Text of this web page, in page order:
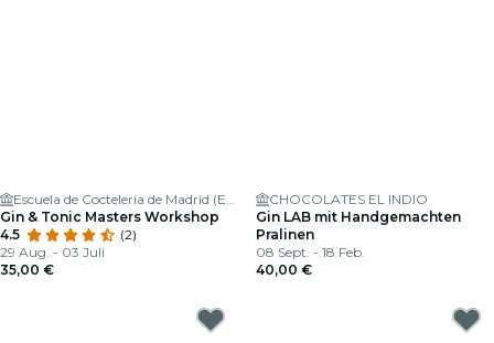
Escuela de Coctelería de Madrid (ESCOM)
Gin & Tonic Masters Workshop
4.5
(2)
29 Aug. - 03 Juli
35,00 €
CHOCOLATES EL INDIO
Gin LAB mit Handgemachten
Pralinen
08 Sept. - 18 Feb.
40,00 €